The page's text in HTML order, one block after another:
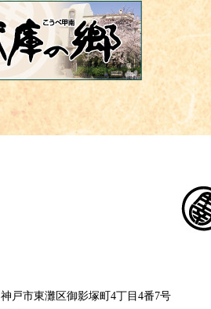
神戸市東灘区御影塚町4丁目4番7号